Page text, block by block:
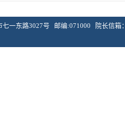
七一东路3027号 邮编:071000 院长信